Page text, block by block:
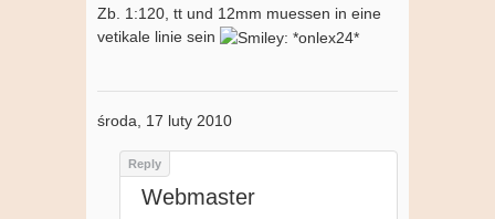
Zb. 1:120, tt und 12mm muessen in eine
vetikale linie sein
środa, 17 luty 2010
Webmaster